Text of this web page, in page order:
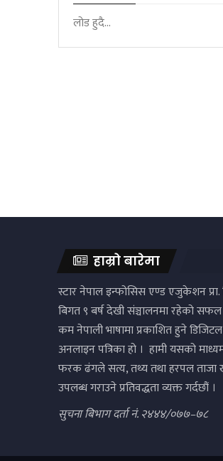
लोड हुदै...
हाम्रो बारेमा
स्टार नेपाल इन्फोसिस एण्ड एजुकेशन प्रा.
बिगत ९ बर्ष देखी संञ्चालनमा रहेको
कम नेपाली भाषामा प्रकाशित हुने डिजिटल
अनलाइन पत्रिका हो । हामी यसको
फरक ढंगले सत्य, तथ्य तथा हरपल
उपलब्ध गराउने प्रतिवद्धता व्यक्त गर्दछौं ।
सुचना बिभाग दर्ता नं. २४४४/०७७–७८